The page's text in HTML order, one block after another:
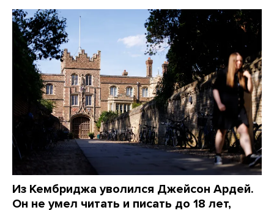
Из Кембриджа уволился Джейсон Ардей.
Он не умел читать и писать до 18 лет,